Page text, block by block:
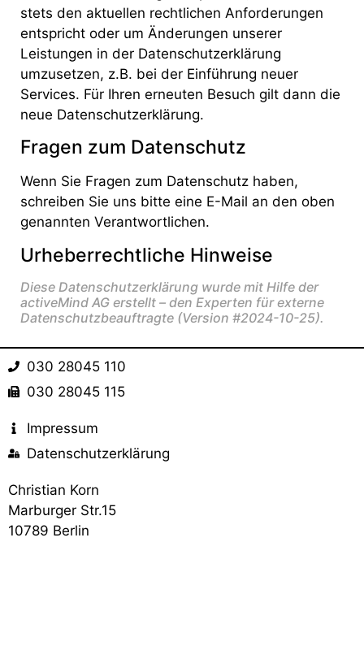
stets den aktuellen rechtlichen Anforderungen
entspricht oder um Änderungen unserer
Leistungen in der Datenschutzerklärung
umzusetzen, z.B. bei der Einführung neuer
Services. Für Ihren erneuten Besuch gilt dann die
neue Datenschutzerklärung.
Fragen zum Datenschutz
Wenn Sie Fragen zum Datenschutz haben,
schreiben Sie uns bitte eine E-Mail an den oben
genannten Verantwortlichen.
Urheberrechtliche Hinweise
Diese Datenschutzerklärung wurde mit Hilfe der
activeMind AG erstellt – den Experten fürexterne
Datenschutzbeauftragte (Version #2024-10-25).
030 28045 110
030 28045 115
Impressum
Datenschutzerklärung
Christian Korn
Marburger Str.15
10789 Berlin